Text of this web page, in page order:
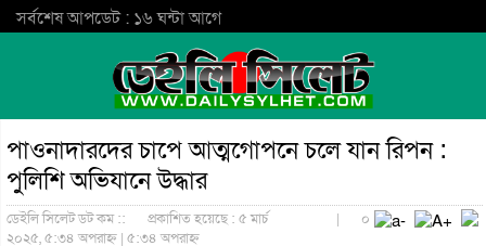
সর্বশেষ আপডেট : ১৬ ঘন্টা আগে
পাওনাদারদের চাপে আত্মগোপনে চলে যান রিপন :
পুলিশি অভিযানে উদ্ধার
ডেইলি সিলেট ডট কম ::
প্রকাশিত হয়েছে : ৫ মার্চ
২০২৫, ৫:৩৪ অপরাহ্ন | ৫:৩৪ অপরাহ্ন
| ০